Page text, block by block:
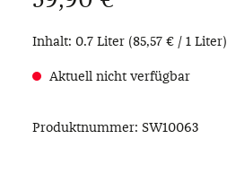
Inhalt: 0.7 Liter (85,57 € / 1 Liter)
Aktuell nicht verfügbar
Produktnummer: SW10063